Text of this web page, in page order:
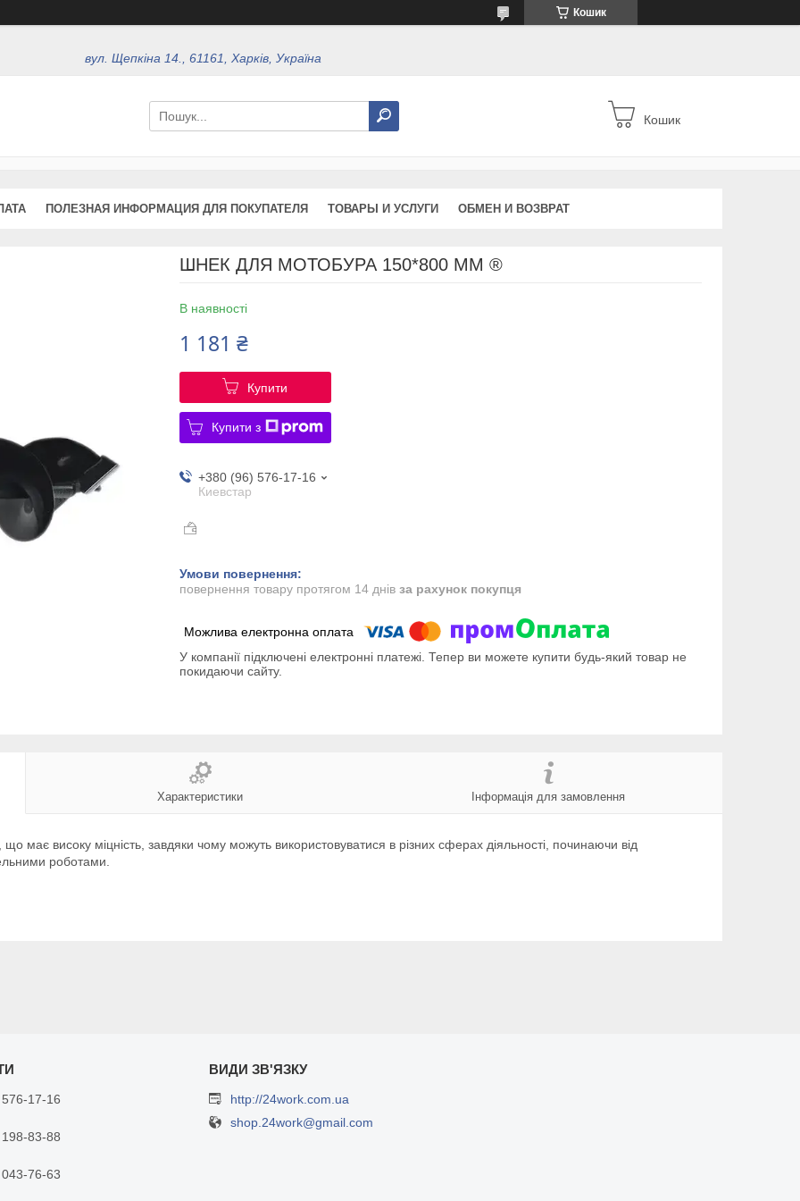
Кошик
вул. Щепкіна 14., 61161, Харків, Україна
Кошик
ПОЛЕЗНАЯ ИНФОРМАЦИЯ ДЛЯ ПОКУПАТЕЛЯ ТОВАРЫ И УСЛУГИ ОБМЕН И ВОЗВРАТ
ШНЕК ДЛЯ МОТОБУРА 150*800 ММ ®
В наявності
1 181 ₴
Купити
Купити з
+380 (96) 576-17-16
Киевстар
повернення товару протягом 14 днів за рахунок покупця
У компанії підключені електронні платежі. Тепер ви можете купити будь-який товар не
покидаючи сайту.
Характеристики Інформація для замовлення
що має високу міцність, завдяки чому можуть використовуватися в різних сферах діяльності, починаючи від
роботами.
17-16
83-88
76-63
http://24work.com.ua
shop.24work@gmail.com